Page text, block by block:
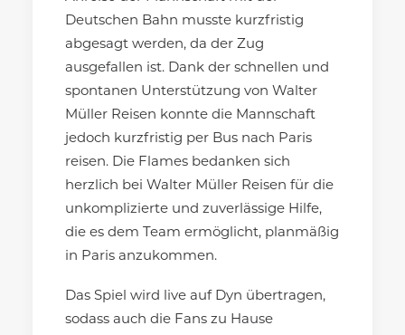
Deutschen Bahn musste kurzfristig
abgesagt werden, da der Zug
ausgefallen ist. Dank der schnellen und
spontanen Unterstützung von Walter
Müller Reisen konnte die Mannschaft
jedoch kurzfristig per Bus nach Paris
reisen. Die Flames bedanken sich
herzlich bei Walter Müller Reisen für die
unkomplizierte und zuverlässige Hilfe,
die es dem Team ermöglicht, planmäßig
in Paris anzukommen.
Das Spiel wird live auf Dyn übertragen,
sodass auch die Fans zu Hause